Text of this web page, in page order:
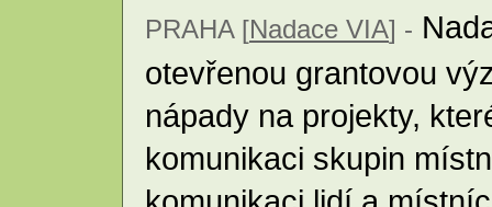
PRAHA [Nadace VIA] -
otevřenou grantovou
nápady na projekty,
komunikaci skupin